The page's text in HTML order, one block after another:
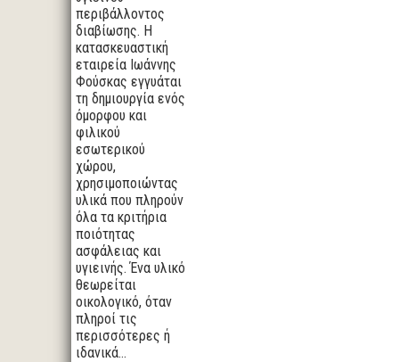
περιβάλλοντος
διαβίωσης. Η
κατασκευαστική
εταιρεία Ιωάννης
Φούσκας εγγυάται
τη δημιουργία ενός
όμορφου και
φιλικού
εσωτερικού
χώρου,
χρησιμοποιώντας
υλικά που πληρούν
όλα τα κριτήρια
ποιότητας
ασφάλειας και
υγιεινής. Ένα υλικό
θεωρείται
οικολογικό, όταν
πληροί τις
περισσότερες ή
ιδανικά…